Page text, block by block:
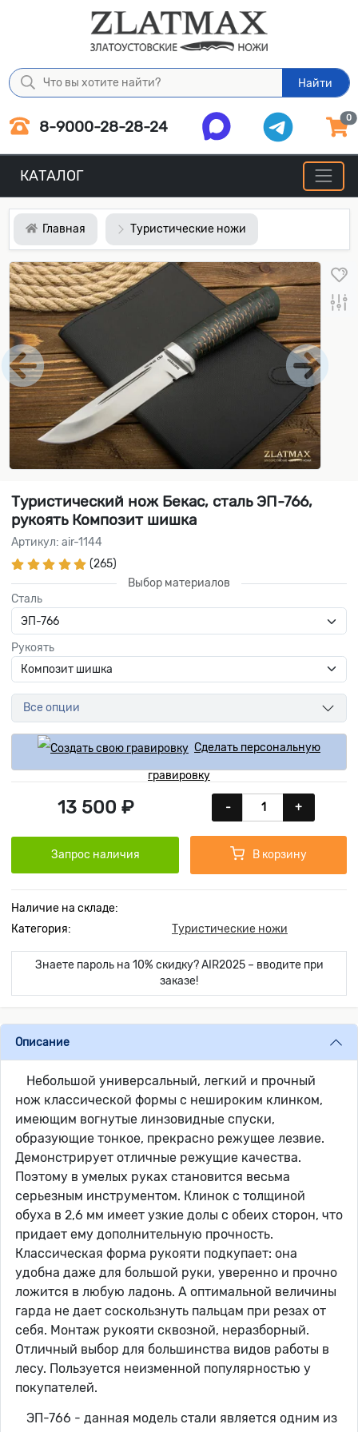
Найти
8-9000-28-28-24 0
КАТАЛОГ
Главная Туристические ножи
Туристический нож Бекас, сталь ЭП-766,
рукоять Композит шишка
Артикул: air-1144
(265)
Выбор материалов
Сталь
Рукоять
Все опции
Сделать персональную
гравировку
13 500 ₽ - +
Запрос наличия В корзину
Наличие на складе:
Категория:
Туристические ножи
Знаете пароль на 10% скидку? AIR2025 – вводите при
заказе!
Описание
Небольшой универсальный, легкий и прочный
нож классической формы с нешироким клинком,
имеющим вогнутые линзовидные спуски,
образующие тонкое, прекрасно режущее лезвие.
Демонстрирует отличные режущие качества.
Поэтому в умелых руках становится весьма
серьезным инструментом. Клинок с толщиной
обуха в 2,6 мм имеет узкие долы с обеих сторон, что
придает ему дополнительную прочность.
Классическая форма рукояти подкупает: она
удобна даже для большой руки, уверенно и прочно
ложится в любую ладонь. А оптимальной величины
гарда не дает соскользнуть пальцам при резах от
себя. Монтаж рукояти сквозной, неразборный.
Отличный выбор для большинства видов работы в
лесу. Пользуется неизменной популярностью у
покупателей.
ЭП-766 - данная модель стали является одним из